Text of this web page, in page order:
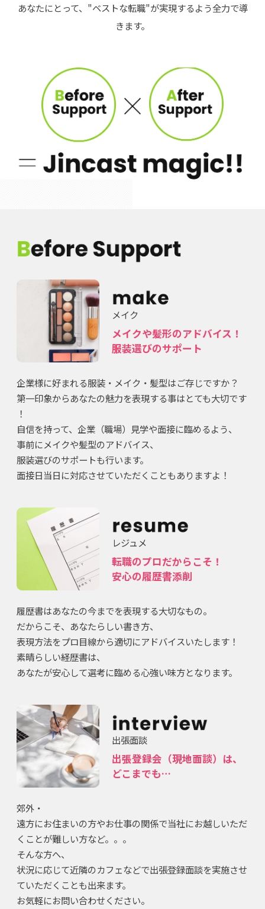
あなたにとって、"ベストな転職"が実現するよう全力で導
きます。
メイク
メイクや髪形のアドバイス！
服装選びのサポート
企業様に好まれる服装・メイク・髪型はご存じですか？
第一印象からあなたの魅力を表現する事はとても大切です
！
自信を持って、企業（職場）見学や面接に臨めるよう、
事前にメイクや髪型のアドバイス、
服装選びのサポートも行います。
面接日当日に対応させていただくこともありますよ！
レジュメ
転職のプロだからこそ！
安心の履歴書添削
履歴書はあなたの今までを表現する大切なもの。
だからこそ、あなたらしい書き方、
表現方法をプロ目線から適切にアドバイスいたします！
素晴らしい経歴書は、
あなたが安心して選考に臨める心強い味方となります。
出張面談
出張登録会（現地面談）は、
どこまでも…
郊外・
遠方にお住まいの方やお仕事の関係で当社にお越しいただ
くことが難しい方など。。。
そんな方へ、
状況に応じて近隣のカフェなどで出張登録面談を実施させ
ていただくことも出来ます。
お気軽にお問い合わせください。